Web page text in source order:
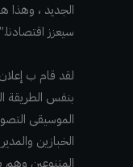
الجديد ، وهذا
سيعزز اقتصادنا.”
لقد قام ب إعلان
الموسيقى
الخبازين
المتنوعين